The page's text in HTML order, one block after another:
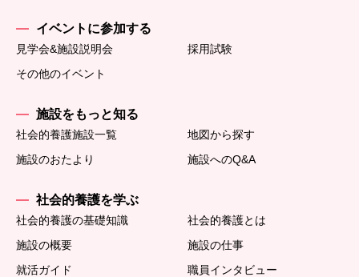
イベントに参加する
見学会&施設説明会
採用試験
その他のイベント
施設をもっと知る
社会的養護施設一覧
地図から探す
施設のおたより
施設へのQ&A
社会的養護を学ぶ
社会的養護の基礎知識
社会的養護とは
施設の概要
施設の仕事
就活ガイド
職員インタビュー